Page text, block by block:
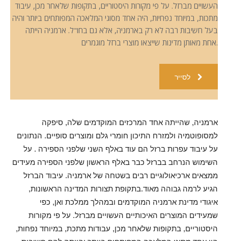
העשויים מברזל. על פי מקורות היסטוריים, בתקופות שלאחר מכן, עיבוד
מתכות, במיוחד נפחיות, היה אחד מסוגי המלאכה המפותחים ביותר והיה
בעל חשיבות רבה לא רק בארמניה, אלא גם בחו"ל. ארמניה הייתה
אחת מאותן מדינות שייצאו מוצרי ברזל מוגמרים.
לסייר
ארמניה, שהייתה אחד המרכזים המוקדמים שלה, סיפקה
למסופוטמיה ולמזרח התיכון חומרי גלם ומוצרים סופיים. הנתונים
על עיבוד עפרות ברזל הם עוד באלף השני שלפני הספירה . על
השימוש הנרחב בברזל כבר באלף הראשון שלפני הספירה מעידים
ממצאים ארכיאולוגיים רבים בשטחה של ארמניה. עיבוד הברזל
הגיע לרמה גבוהה מאוד.בתקופת תצורות המדינה הראשונות,
איגודי מדינת ארמניה המוקדמים ובמהלך ממלכת ואן, כפי
שמעידים המוצרים האיכותיים העשויים מברזל. על פי מקורות
היסטוריים, בתקופות שלאחר מכן, עבודות מתכת, במיוחד נפחות,